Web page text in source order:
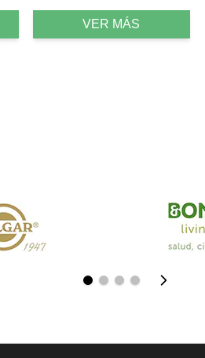
VER MÁS